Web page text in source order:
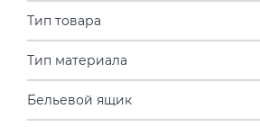
Тип товара
Тип материала
Бельевой ящик